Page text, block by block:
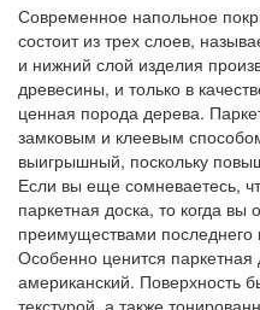
Современное напольное
состоит из трех слоев,
и нижний слой изделия
древесины, и только в
ценная порода дерева.
замковым и клеевым
выигрышный, поскольку
Если вы еще сомневаетесь,
паркетная доска, то когда вы
преимуществами последнего
Особенно ценится паркетная
американский. Поверхность
текстурой, а также